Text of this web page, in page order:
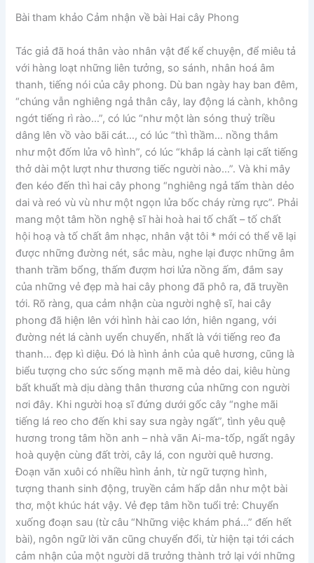
Bài tham khảo Cảm nhận về bài Hai cây Phong
Tác giả đã hoá thân vào nhân vật để kể chuyện, để miêu tả
với hàng loạt những liên tưởng, so sánh, nhân hoá âm
thanh, tiếng nói của cây phong. Dù ban ngày hay ban đêm,
“chúng vẫn nghiêng ngả thân cây, lay động lá cành, không
ngớt tiếng rì rào…”, có lúc “như một làn sóng thuỷ triều
dâng lên vồ vào bãi cát…, có lúc “thì thầm… nồng thắm
như một đốm lửa vô hình”, có lúc “khắp lá cành lại cất tiếng
thở dài một lượt như thương tiếc người nào…”. Và khi mây
đen kéo đến thì hai cây phong “nghiêng ngả tấm thàn dẻo
dai và reó vù vù như một ngọn lửa bốc cháy rừng rực”. Phải
mang một tâm hồn nghệ sĩ hài hoà hai tố chất – tố chất
hội hoạ và tố chất âm nhạc, nhân vật tôi * mới có thể vẽ lại
được những đường nét, sắc màu, nghe lại được những âm
thanh trầm bổng, thấm đượm hơi lửa nồng ấm, đắm say
của những vẻ đẹp mà hai cây phong đã phô ra, đã truyền
tới. Rõ ràng, qua cảm nhận cùa người nghệ sĩ, hai cây
phong đã hiện lên với hình hài cao lớn, hiên ngang, với
đường nét lá cành uyển chuyển, nhất là với tiếng reo đa
thanh… đẹp kì diệu. Đó là hình ảnh của quê hương, cũng là
biểu tượng cho sức sống mạnh mẽ mà dẻo dai, kiêu hùng
bất khuất mà dịu dàng thân thương của những con người
nơi đây. Khi người hoạ sĩ đứng dưới gốc cây “nghe mãi
tiếng lá reo cho đến khi say sưa ngày ngất”, tình yêu quệ
hương trong tâm hồn anh – nhà vãn Ai-ma-tốp, ngất ngây
hoà quyện cùng đất trời, cây lá, con người quê hương.
Đoạn văn xuôi có nhiều hình ảnh, từ ngữ tượng hình,
tượng thanh sinh động, truyền cảm hấp dẫn như một bài
thơ, một khúc hát vậy. Vẻ đẹp tâm hồn tuổi trẻ: Chuyển
xuống đoạn sau (từ câu “Những việc khám phá…” đến hết
bài), ngôn ngữ lời văn cũng chuyển đổi, từ hiện tại tới cách
cảm nhận của một người dã trưởng thành trở lại với những